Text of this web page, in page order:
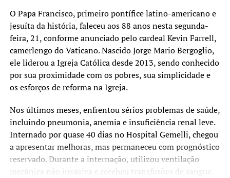
O Papa Francisco, primeiro pontífice latino-americano e
jesuíta da história, faleceu aos 88 anos nesta segunda-
feira, 21, conforme anunciado pelo cardeal Kevin Farrell,
camerlengo do Vaticano. Nascido Jorge Mario Bergoglio,
ele liderou a Igreja Católica desde 2013, sendo conhecido
por sua proximidade com os pobres, sua simplicidade e
os esforços de reforma na Igreja.
Nos últimos meses, enfrentou sérios problemas de saúde,
incluindo pneumonia, anemia e insuficiência renal leve.
Internado por quase 40 dias no Hospital Gemelli, chegou
a apresentar melhoras, mas permaneceu com prognóstico
reservado. Durante a internação, utilizou ventilação
mecânica não invasiva e recebeu transfusões de sangue.